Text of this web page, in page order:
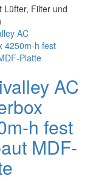
Lüfter, Filter und
AC
h fest
MDF-